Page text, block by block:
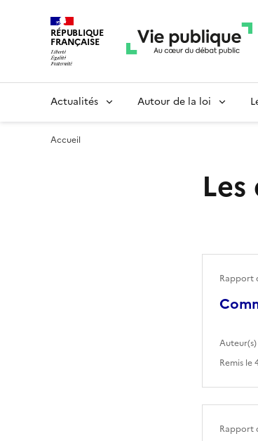
RÉPUBLIQUE
FRANÇAISE
Actualités Autour de la loi
Accueil
Rapport
Auteur(s)
Remis le
Rapport